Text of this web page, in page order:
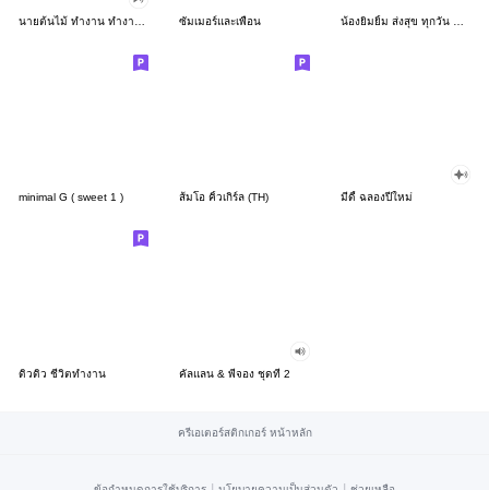
ซัมเมอร์และเพื่อน
minimal G ( sweet 1 ) ส้มโอ คิ้วเกิร์ล (TH) มีดี้ ฉลองปีใหม่
ดิวดิว ชีวิตทำงาน คัลแลน & พี่จอง ชุดที่ 2
ครีเอเตอร์สติกเกอร์ หน้าหลัก